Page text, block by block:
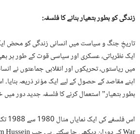
زندگی کو بطور ہتھیار بنانے کا فلسفہ:
تاریخِ جنگ و سیاست میں انسانی زندگی کو محض
ایک نظریاتی، عسکری اور سیاسی قوت کے طور پر
میں ریاستوں، تحریکوں اور انقلابی جماعتوں نے
اپنے مقاصد کے حصول کے لیے ایک مؤثر ذریعہ
بطور ہتھیار” استعمال کرنے کا فلسفہ جدید دور میں